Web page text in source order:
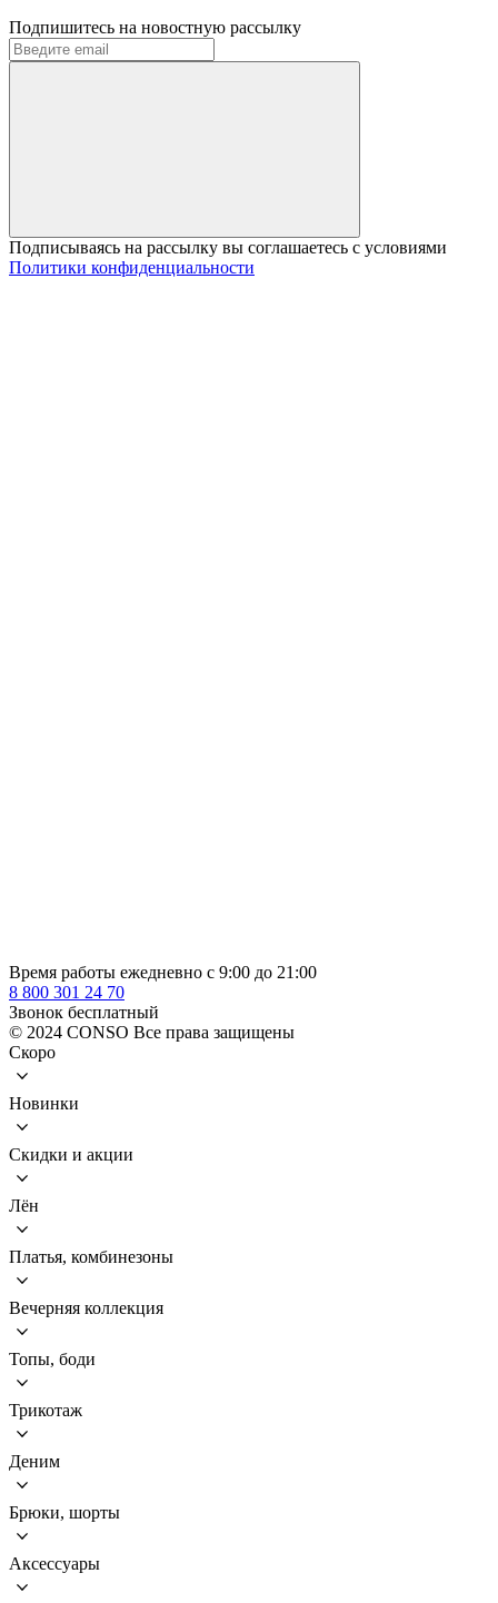
Подпишитесь на новостную рассылку
Подписываясь на рассылку вы соглашаетесь с условиями
Политики конфиденциальности
Время работы ежедневно с 9:00 до 21:00
8 800 301 24 70
Звонок бесплатный
© 2024 CONSO Все права защищены
Скоро
Новинки
Скидки и акции
Лён
Платья, комбинезоны
Вечерняя коллекция
Топы, боди
Трикотаж
Деним
Брюки, шорты
Аксессуары